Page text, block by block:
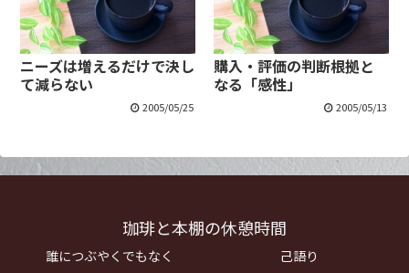
ニーズは増えるだけで決し
て減らない
2005/05/25
購入・評価の判断根拠と
なる「感性」
2005/05/13
珈琲と本棚の休憩時間
誰につぶやくでもなく
己語り